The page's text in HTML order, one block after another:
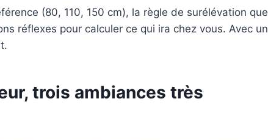
(80, 110, 150 cm), la règle de surélévation que
réflexes pour calculer ce qui ira chez vous. Avec un
trois ambiances très